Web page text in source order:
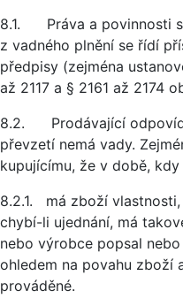
8.1. Práva a povinnosti
z vadného plnění se řídí
předpisy (zejména
až 2117 a § 2161 až 2174
8.2. Prodávající
převzetí nemá vady.
kupujícímu, že v době,
8.2.1. má zboží
chybí-li ujednání, má
nebo výrobce popsal
ohledem na povahu zboží
prováděné.